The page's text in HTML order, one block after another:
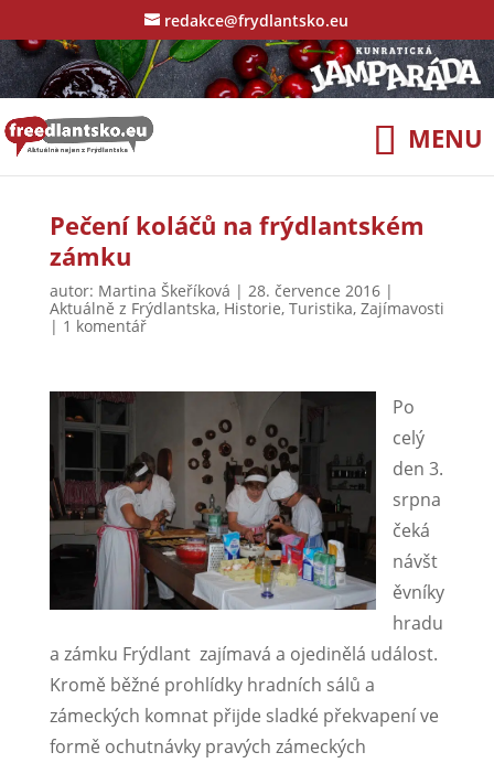
redakce@frydlantsko.eu
Pečení koláčů na frýdlantském
zámku
autor: Martina Škeříková | 28. července 2016|
Aktuálně z Frýdlantska, Historie, Turistika, Zajímavosti
| 1 komentář
Po
celý
den 3.
srpna
čeká
návšt
ěvníky
hradu
a zámku Frýdlant zajímavá a ojedinělá událost.
Kromě běžné prohlídky hradních sálů a
zámeckých komnat přijde sladké překvapení ve
formě ochutnávky pravých zámeckých